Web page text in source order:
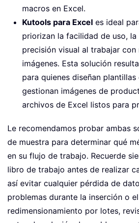
macros en Excel.
Kutools para Excel es ideal
priorizan la facilidad de uso,
precisión visual al trabajar con
imágenes. Esta solución
para quienes diseñan
gestionan imágenes de
archivos de Excel listos para
Le recomendamos probar ambas
de muestra para determinar qué
en su flujo de trabajo. Recuerde
libro de trabajo antes de realizar
así evitar cualquier pérdida de
problemas durante la inserción o el
redimensionamiento por lotes,